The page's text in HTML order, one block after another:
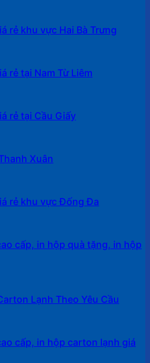
rẻ khu vực Hai Bà Trưng
rẻ tại Nam Từ Liêm
rẻ tại Cầu Giấy
Xuân
rẻ khu vực Đống Đa
cấp, in hộp quà tặng, in hộp
Lạnh Theo Yêu Cầu
cấp, in hộp carton lạnh giá